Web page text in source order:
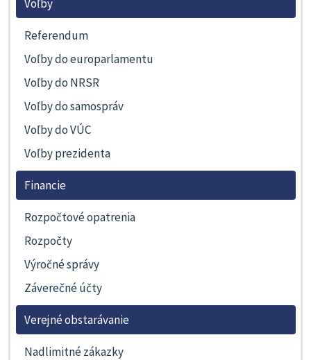
Voľby
Referendum
Voľby do europarlamentu
Voľby do NRSR
Voľby do samospráv
Voľby do VÚC
Voľby prezidenta
Financie
Rozpočtové opatrenia
Rozpočty
Výročné správy
Záverečné účty
Verejné obstarávanie
Nadlimitné zákazky